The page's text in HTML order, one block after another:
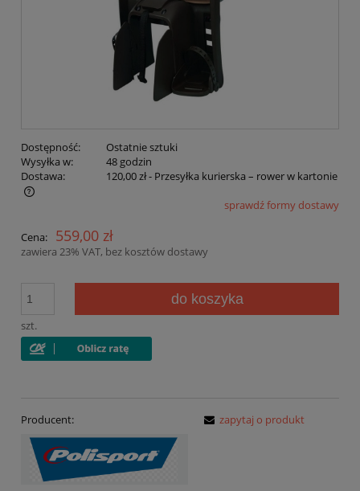
Dostępność:
Ostatnie sztuki
Wysyłka w:
48 godzin
Dostawa:
120,00 zł- Przesyłka kurierska – rower w kartonie
Cena nie zawiera ewentualnych kosztów płatnościsprawdź formy dostawy
Cena: 559,00 zł
zawiera 23% VAT, bez kosztów dostawy
szt.
do koszyka
Producent: zapytaj o produkt